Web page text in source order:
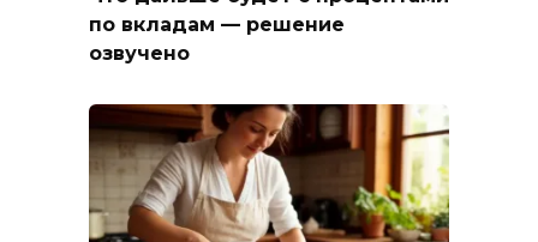
по вкладам — решение
озвучено